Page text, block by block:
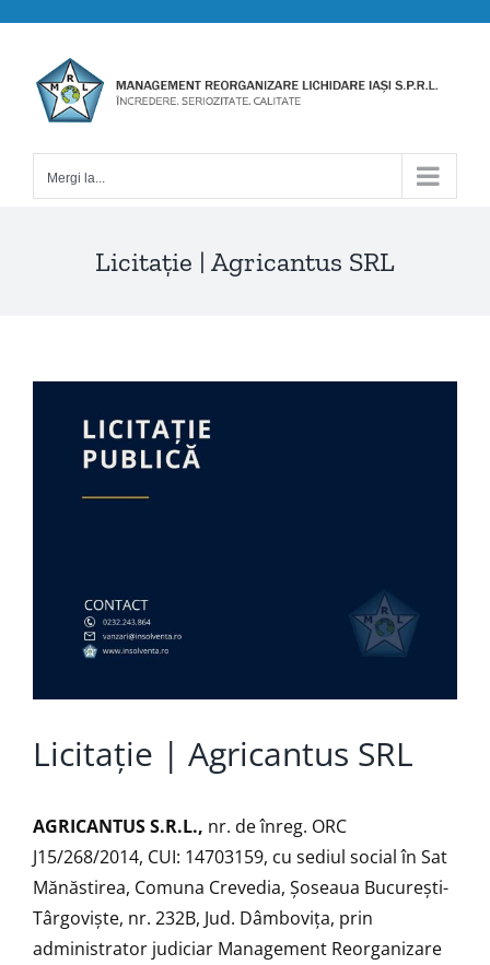
content
Mergi la...
Licitație | Agricantus SRL
Larger
Licitație | Agricantus SRL
AGRICANTUS S.R.L., nr. de înreg. ORC
J15/268/2014, CUI: 14703159, cu sediul social în Sat
Mănăstirea, Comuna Crevedia, Șoseaua București-
Târgoviște, nr. 232B, Jud. Dâmbovița, prin
administrator judiciar Management Reorganizare